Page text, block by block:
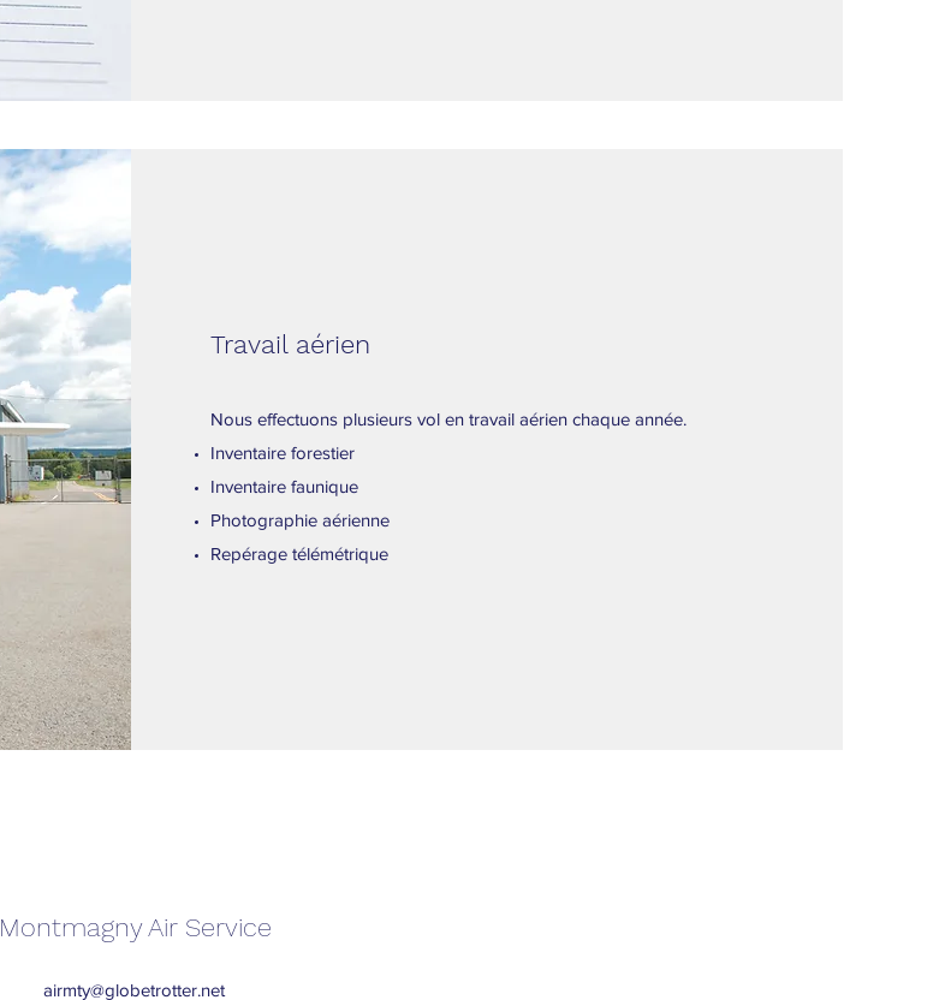
Travail aérien
Nous effectuons plusieurs vol en travail aérien chaque année.
Inventaire forestier
Inventaire faunique
Photographie aérienne
Repérage télémétrique
Montmagny Air Service
airmty@globetrotter.net